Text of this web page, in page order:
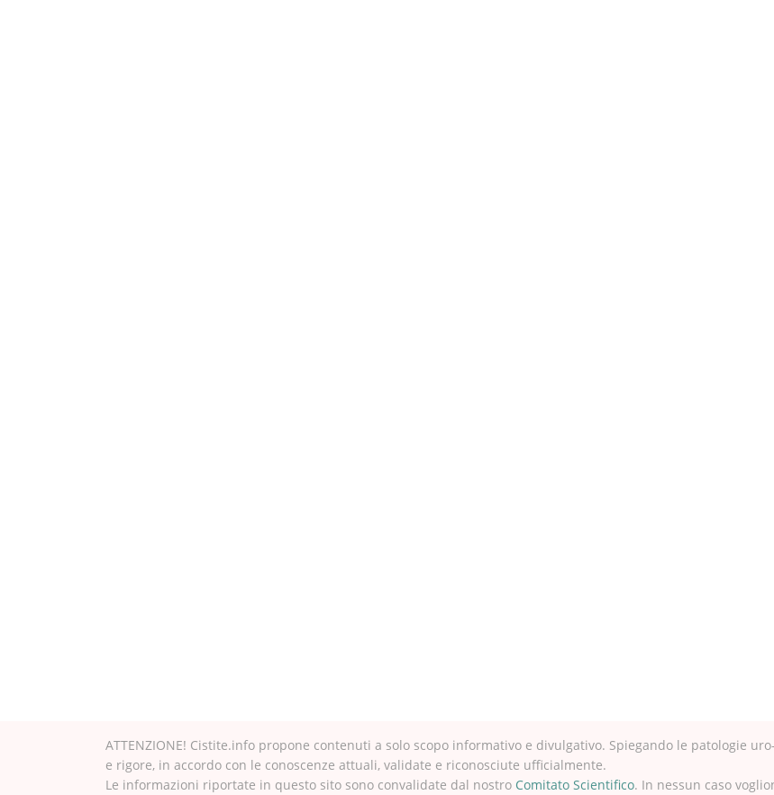
ATTENZIONE! Cistite.info propone contenuti a solo scopo informativo e divulgativo. Spiegando le patologie
e rigore, in accordo con le conoscenze attuali, validate e riconosciute ufficialmente.
Le informazioni riportate in questo sito sono convalidate dal nostro Comitato Scientifico. In nessun caso